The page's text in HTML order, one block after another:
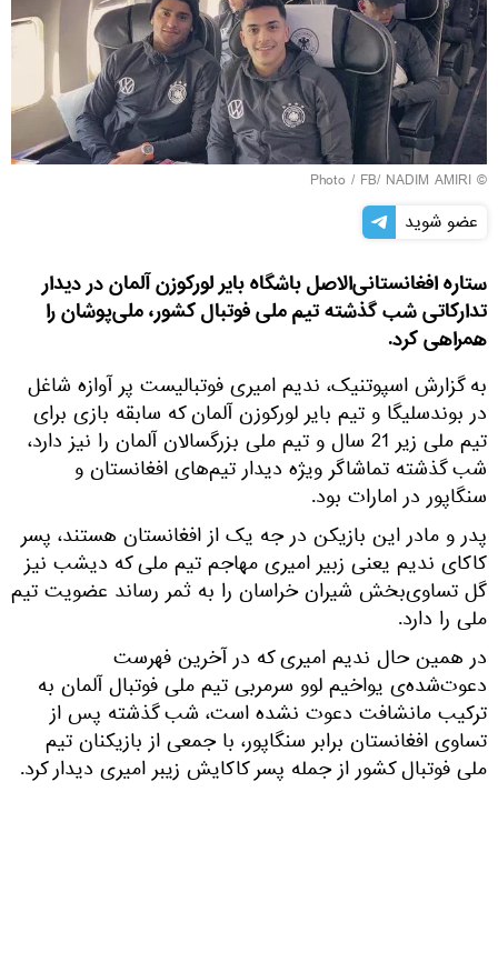
© Photo / FB/ NADIM AMIRI
عضو شوید
ستاره افغانستانی‌الاصل باشگاه بایر لورکوزن آلمان در دیدار
تدارکاتی شب گذشته تیم ملی فوتبال کشور، ملی‌پوشان را
همراهی کرد.
به گزارش اسپوتنیک، ندیم امیری فوتبالیست پر آوازه شاغل
در بوندسلیگا و تیم بایر لورکوزن آلمان که سابقه بازی برای
تیم ملی زیر 21 سال و تیم ملی بزرگسالان آلمان را نیز دارد،
شب گذشته تماشاگر ویژه دیدار تیم‌های افغانستان و
سنگاپور در امارات بود.
پدر و مادر این بازیکن در جه یک از افغانستان هستند، پسر
کاکای ندیم یعنی زبیر امیری مهاجم تیم ملی که دیشب نیز
گل تساوی‌بخش شیران خراسان را به ثمر رساند عضویت تیم
ملی را دارد.
در همین حال ندیم امیری که در آخرین فهرست
دعوت‌شده‌ی یواخیم لوو سرمربی تیم ملی فوتبال آلمان به
ترکیب مانشافت دعوت نشده است، شب گذشته پس از
تساوی افغانستان برابر سنگاپور، با جمعی از بازیکنان تیم
ملی فوتبال کشور از جمله پسر کاکایش زیبر امیری دیدار کرد.